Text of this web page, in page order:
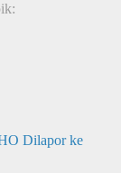
Dilapor ke